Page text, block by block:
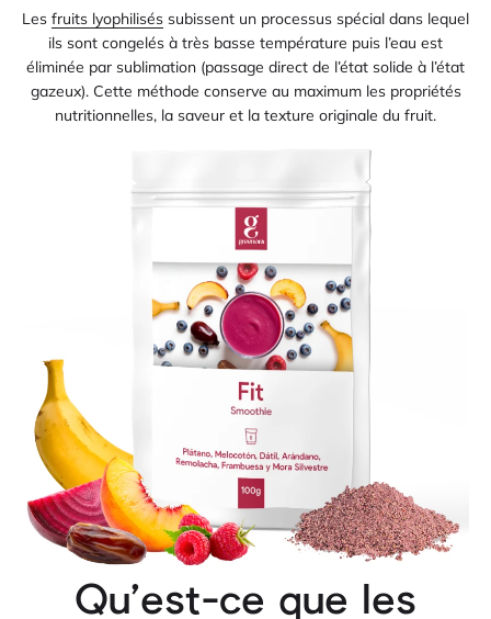
Les fruits lyophilisés subissent un processus spécial dans lequel
ils sont congelés à très basse température puis l’eau est
éliminée par sublimation (passage direct de l’état solide à l’état
gazeux). Cette méthode conserve au maximum les propriétés
nutritionnelles, la saveur et la texture originale du fruit.
Qu’est-ce que les